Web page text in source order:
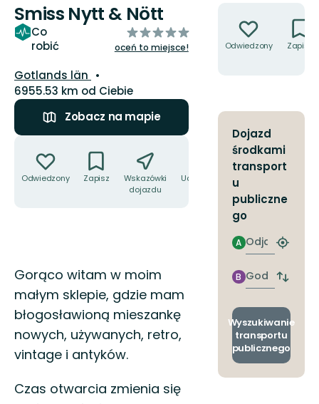
Smiss Nytt & Nött
Co
robić
z
5
oceń to miejsce!
Województwo:
Gotlands län
6955.53 km od Ciebie
Zobacz na mapie
Odwiedzony Zapisz
Wskazówki
dojazdu
Udostępnij
Opis
Gorąco witam w moim
małym sklepie, gdzie mam
błogosławioną mieszankę
nowych, używanych, retro,
vintage i antyków.
Czas otwarcia zmienia się
Odwiedzony Zapisz
Dojazd
środkami
transport
u
publiczne
go
Odjazd
A
Znajdź
Godzinie
przyjazdu
B
Zmiana
i
Wyszukiwanie
transportu
publicznego